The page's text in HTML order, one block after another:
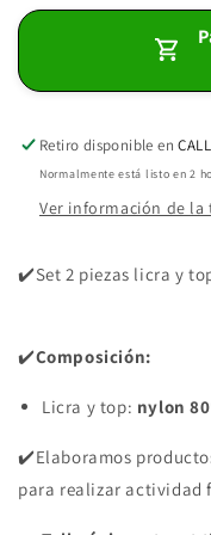
2
PREMIUMTEX
VERDE
2
Retiro disponible en
Normalmente está listo en 2
Ver información de la
✔️Set 2 piezas licra y
✔️Composición:
Licra y top: nylon
✔️Elaboramos
para realizar actividad